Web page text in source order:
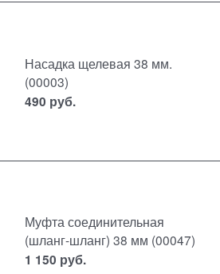
Насадка щелевая 38 мм.
(00003)
490 руб.
Муфта соединительная
(шланг-шланг) 38 мм (00047)
1 150 руб.